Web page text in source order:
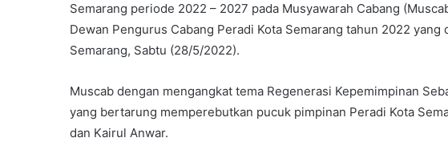
Semarang periode 2022 – 2027 pada Musyawarah Cabang
Dewan Pengurus Cabang Peradi Kota Semarang tahun 2022 yang
Semarang, Sabtu (28/5/2022).
Muscab dengan mengangkat tema Regenerasi Kepemimpinan
yang bertarung memperebutkan pucuk pimpinan Peradi Kota
dan Kairul Anwar.